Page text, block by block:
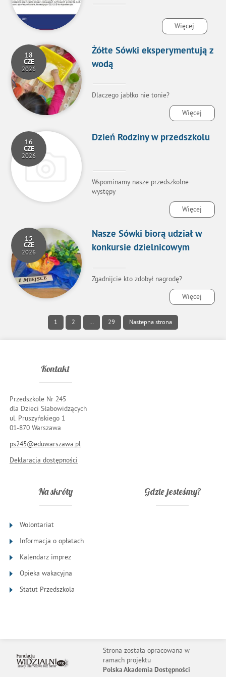
Więcej
Żółte Sówki eksperymentują z
wodą
Dlaczego jabłko nie tonie?
Więcej
18
CZE
2026
Dzień Rodziny w przedszkolu
Wspominamy nasze przedszkolne
występy
Więcej
16
CZE
2026
Nasze Sówki biorą udział w
konkursie dzielnicowym
Zgadnijcie kto zdobył nagrodę?
Więcej
15
CZE
2026
1 2 29 Nastepna strona
Kontakt
Przedszkole Nr 245
dla Dzieci Słabowidzących
ul. Pruszyńskiego 1
01-870 Warszawa
ps245@eduwarszawa.pl
Deklaracja dostępności
Na skróty
Wolontariat
Informacja o opłatach
Kalendarz imprez
Opieka wakacyjna
Statut Przedszkola
Gdzie jesteśmy?
Strona została opracowana w
ramach projektu
Polska Akademia Dostępności